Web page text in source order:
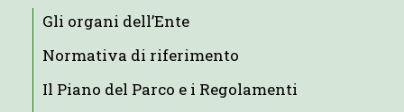
Gli organi dell’Ente
Normativa di riferimento
Il Piano del Parco e i Regolamenti